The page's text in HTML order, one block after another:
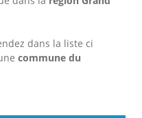
dans la liste ci
commune du